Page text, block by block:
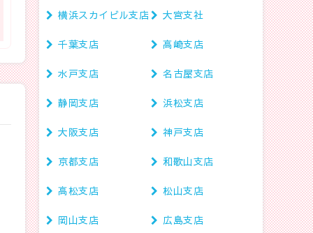
横浜スカイビル支店 大宮支社
千葉支店 高崎支店
水戸支店 名古屋支店
静岡支店 浜松支店
大阪支店 神戸支店
京都支店 和歌山支店
高松支店 松山支店
岡山支店 広島支店